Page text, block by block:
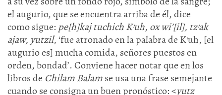
el augurio, que se encuentra arriba de él, dice
como sigue: pe[h]kaj tuchich K’uh, ox wi’[il], tz’ak
ajaw, yutzil, ‘fue atronado en la palabra de K’uh, [el
augurio es] mucha comida, señores puestos en
orden, bondad’. Conviene hacer notar que en los
libros de Chilam Balamse usa una frase semejante
cuando se consigna un buen pronóstico: <yutz